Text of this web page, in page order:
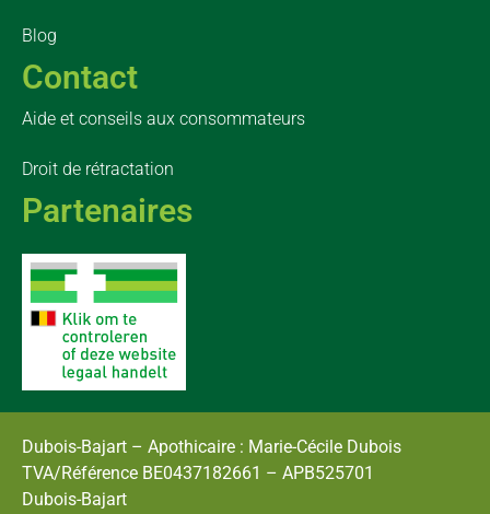
Blog
Contact
Aide et conseils aux consommateurs
Droit de rétractation
Partenaires
Dubois-Bajart – Apothicaire : Marie-Cécile Dubois
TVA/Référence BE0437182661 – APB525701
Dubois-Bajart